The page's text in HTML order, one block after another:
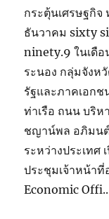
กระตุ้นเศรษฐกิ
ธันวาคม sixty
ninety.9 ในเดื
ระนอง กลุ่มจังห
รัฐและภาคเอก
ท่าเรือ ถนน บริห
ชญาน์พล อภิมนต์
ระหว่างประเทศ
ประชุมเจ้าหน้าที่
Economic Offi..